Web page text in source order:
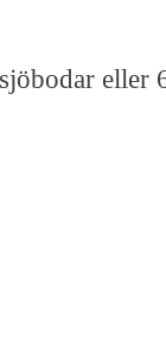
eller